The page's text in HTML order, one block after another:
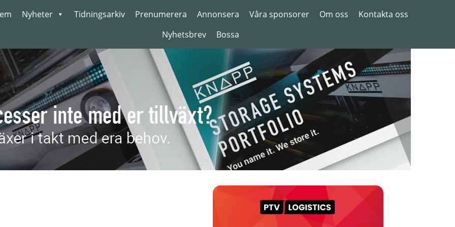
Nyheter Tidningsarkiv Prenumerera Annonsera Våra sponsorer Om oss
Kontakta oss
Nyhetsbrev
Bossa